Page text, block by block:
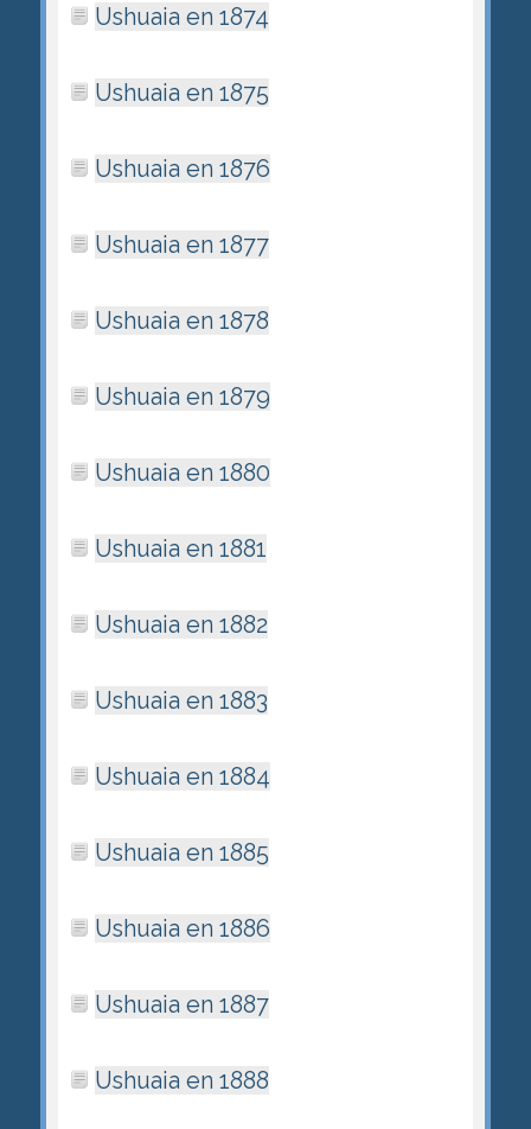
Ushuaia en 1874
Ushuaia en 1875
Ushuaia en 1876
Ushuaia en 1877
Ushuaia en 1878
Ushuaia en 1879
Ushuaia en 1880
Ushuaia en 1881
Ushuaia en 1882
Ushuaia en 1883
Ushuaia en 1884
Ushuaia en 1885
Ushuaia en 1886
Ushuaia en 1887
Ushuaia en 1888